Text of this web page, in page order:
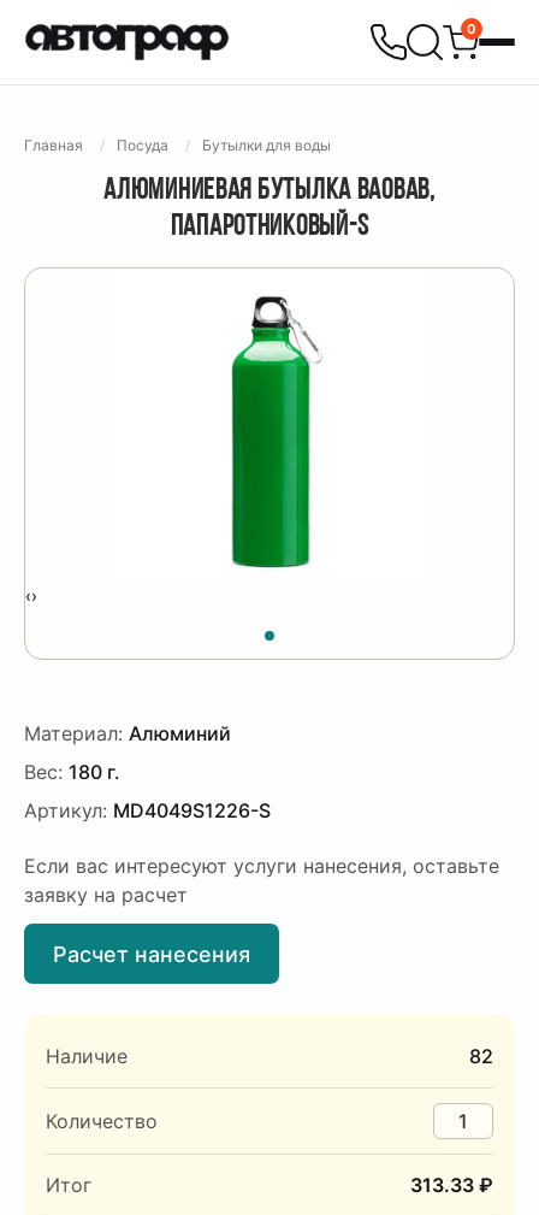
0
Главная Посуда Бутылки для воды
АЛЮМИНИЕВАЯ БУТЫЛКА BAOBAB,
ПАПАРОТНИКОВЫЙ-S
‹›
Материал: Алюминий
Вес: 180 г.
Артикул: MD4049S1226-S
Если вас интересуют услуги нанесения, оставьте
заявку на расчет
Расчет нанесения
Наличие 82
Количество
Итог 313.33 ₽